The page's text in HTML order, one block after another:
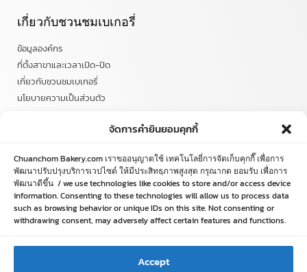
จัดการคำยินยอมคุกกี้
Chuanchom Bakery.com เราขออนุญาตใช้ เทคโนโลยี่การจัดเก็บคุกกี๊ เพื่อการ
พัฒนาปรับปรุงบริการเวปไซด์ ให้มีประสิทธฺภาพสูงสุด กรุณากด ยอมรับ เพื่อการ
พัฒนาดีขึ้น / we use technologies like cookies to store and/or access device
information. Consenting to these technologies will allow us to process data
such as browsing behavior or unique IDs on this site. Not consenting or
withdrawing consent, may adversely affect certain features and functions.
Accept
เกี่ยวกับชวนชมเบเกอรี่
ข้อมูลองค์กร
ที่ตั้งสาขาและเวลาเปิด-ปิด
เกี่ยวกับชวนชมเบเกอรี่
นโยบายความเป็นส่วนตัว
เกี่ยวกับช้อป ออนไลน์
เงื่อนไขการรับประกันและคืนสินค้า
วิธีการสั่งซื้อ
ข้อตกลงและเงื่อนไข
คำถามที่พบบ่อย
ติดตามข่าวสารได้ที่